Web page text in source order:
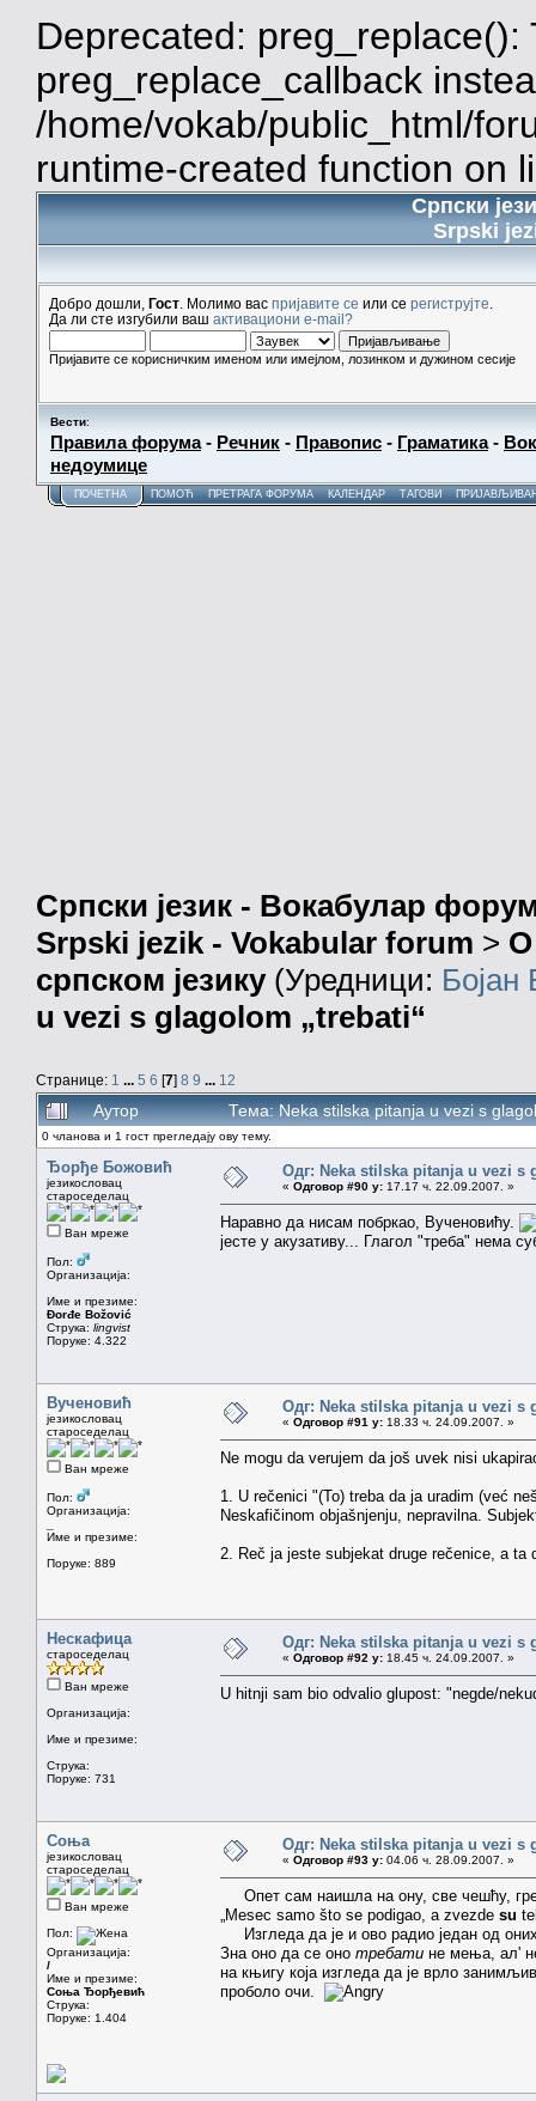
Deprecated:
preg_replace_callback
/home/vokab/public_html/
runtime-created function on
Српски
Srpski
Добро дошли, Гост . Молимо вас пријавите се или се региструјте
Да ли сте изгубили ваш активациони e-mail?
Пријавите се корисничким именом или имејлом, лозинком и дужином сесије
Вести:
Правила форума- Речник - Правопис - Граматика-
недоумице
ПОЧЕТНА ПОМОЋ ПРЕТРАГА ФОРУМА КАЛЕНДАР ТАГОВИ
Српски језик - Вокабулар
Srpski jezik - Vokabular forum > О
српском језику(Уредници:
u vezi s glagolom „trebati“
Странице: 1 ... 5 6 [7] 8 9 ... 12
Аутор Тема: Neka stilska pitanja u vezi s
0 чланова и 1 гост прегледају ову тему.
Ђорђе Божовић
језикословац
староседелац
Ван мреже
Пол:
Организација:
Име и презиме:
Đorđe Božović
Струка: lingvist
Поруке: 4.322
Одг: Neka stilska pitanja u vezi s
« Одговор #90 у: 17.17 ч. 22.09.2007. »
Наравно да нисам побркао, Вученовићу.
јесте у акузативу... Глагол "треба" нема
Вученовић
језикословац
староседелац
Ван мреже
Пол:
Организација:
Име и презиме:
Поруке: 889
Одг: Neka stilska pitanja u vezi s
« Одговор #91 у: 18.33 ч. 24.09.2007. »
Ne mogu da verujem da još uvek nisi
1. U rečenici "(To) treba da ja uradim (već
Neskafičinom objašnjenju, nepravilna.
2. Reč ja jeste subjekat druge rečenice, a ta
Нескафица
староседелац
Ван мреже
Организација:
Име и презиме:
Струка:
Поруке: 731
Одг: Neka stilska pitanja u vezi s
« Одговор #92 у: 18.45 ч. 24.09.2007. »
U hitnji sam bio odvalio glupost: "negde/
Соња
језикословац
староседелац
Ван мреже
Пол:
Организација:
/
Име и презиме:
Соња Ђорђевић
Струка:
Поруке: 1.404
Одг: Neka stilska pitanja u vezi s
« Одговор #93 у: 04.06 ч. 28.09.2007. »
Опет сам наишла на ону, све чешћу,
„Mesec samo što se podigao, a zvezde su
Изгледа да је и ово радио један од
Зна оно да се оно требати не мења, ал'
на књигу која изгледа да је врло
проболо очи.